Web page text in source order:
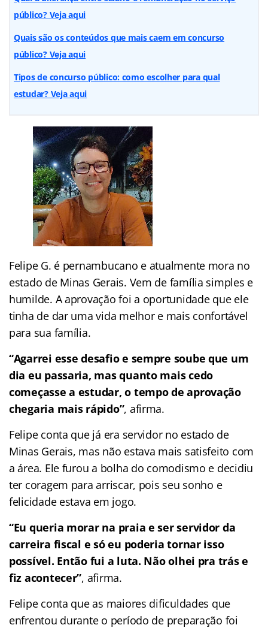
público? Veja aqui
Quais são os conteúdos que mais caem em concurso
público? Veja aqui
Tipos de concurso público: como escolher para qual
estudar? Veja aqui
Felipe G. é pernambucano e atualmente mora no
estado de Minas Gerais. Vem de família simples e
humilde. A aprovação foi a oportunidade que ele
tinha de dar uma vida melhor e mais confortável
para sua família.
“Agarrei esse desafio e sempre soube que um
dia eu passaria, mas quanto mais cedo
começasse a estudar, o tempo de aprovação
chegaria mais rápido”, afirma.
Felipe conta que já era servidor no estado de
Minas Gerais, mas não estava mais satisfeito com
a área. Ele furou a bolha do comodismo e decidiu
ter coragem para arriscar, pois seu sonho e
felicidade estava em jogo.
“Eu queria morar na praia e ser servidor da
carreira fiscal e só eu poderia tornar isso
possível. Então fui a luta. Não olhei pra trás e
fiz acontecer”, afirma.
Felipe conta que as maiores dificuldades que
enfrentou durante o período de preparação foi